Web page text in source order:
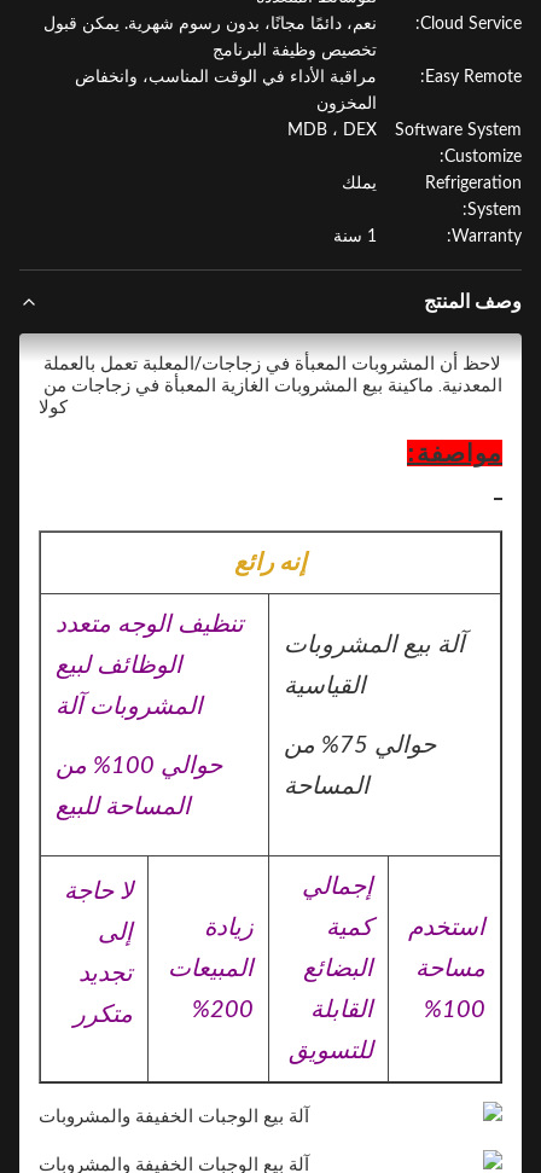
Cloud
نعم، دائمًا مجانًا، بدون رسوم شهرية. يمكن قبول
تخصيص وظيفة البرنامج
Easy
مراقبة الأداء في الوقت المناسب، وانخفاض
المخزون
Software
MDB ، DEX
المنتج
لاحظ أن المشروبات المعبأة في زجاجات/المعلبة تعمل بالعملة
المعدنية. ماكينة بيع المشروبات الغازية المعبأة في زجاجات من
مواصفة:
إنه رائع
آلة بيع المشروبات
القياسية
حوالي 75% من
المساحة
تنظيف الوجه متعدد
الوظائف لبيع
المشروبات آلة
حوالي 100% من
المساحة للبيع
استخدم
مساحة
100%
إجمالي
كمية
البضائع
القابلة
للتسويق
زيادة
المبيعات
200%
لا حاجة
تجديد
متكرر